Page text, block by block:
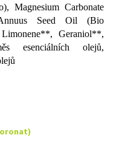
Magnesium Carbonate
Seed Oil (Bio
Geraniol**,
esenciálních olejů,